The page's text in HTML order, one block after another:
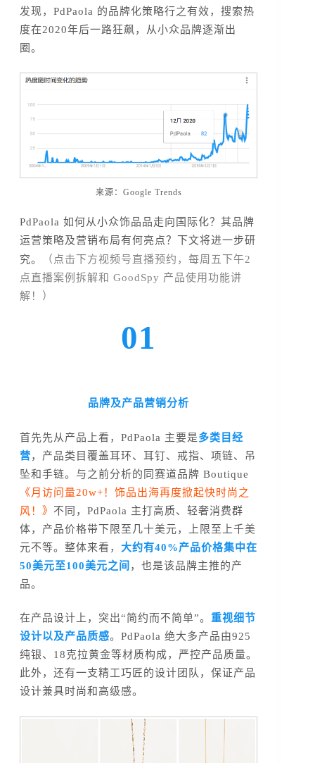
发现，PdPaola 的品牌化策略行之有效，搜索热
度在2020年后一路狂飙，从小众品牌逐渐出
圈。
来源：Google Trends
PdPaola 如何从小众饰品品走向国际化？其品牌
运营策略及营销布局有何亮点？下文将进一步研
究。
（ 点击下方视频号直播预约，
每周五下午2
点直播案例拆解和 GoodSpy 产品使用功能讲
解！ ）
01
品牌及产品营销分析
首先先从产品上看，PdPaola 主要是多类目经
营，产品类目覆盖耳环、耳钉、戒指、项链、吊
坠和手链。与之前分析的同赛道品牌 Boutique
《月访问量20w+！饰品出海再度掀起快时尚之
风！》 不同，PdPaola 主打高质、轻奢消费群
体，产品价格带下限至几十美元，上限至上千美
元不等。整体来看， 大约有40%产品价格集中在
50美元至100美元之间 ，也是该品牌主推的产
品。
在产品设计上，突出“简约而不简单”。 重视细节
设计以及产品质感。PdPaola 绝大多产品由925
纯银、18克拉黄金等材质构成，严控产品质量。
此外，还有一支精工巧匠的设计团队，保证产品
设计兼具时尚和高级感。